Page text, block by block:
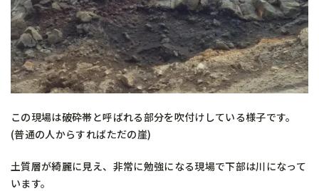
この現場は破砕帯と呼ばれる部分を吹付けしている様子です。
(普通の人からすればただの崖)
土質層が綺麗に見え、非常に勉強になる現場で下部は川になって
います。